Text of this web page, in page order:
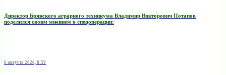
Директор Брянского аграрного техникума Владимир Викторович Потапов
поделился своим мнением о спецоперации:
6 августа 2026, 8:59